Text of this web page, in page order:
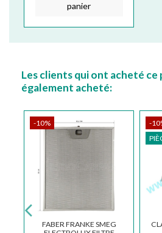
panier
Les clients qui ont acheté
également acheté:
-10%
FABER FRANKE SMEG
-